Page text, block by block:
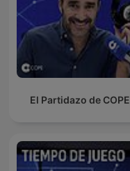
El Partidazo de COPE